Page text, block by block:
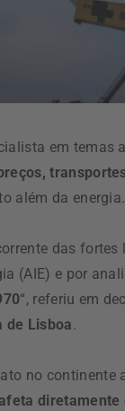
em temas
além da energia.
das
(AIE) e por
“, referiu em
de Lisboa.
no continente
diretamente